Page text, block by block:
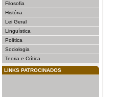
Filosofia
História
Lei Geral
Linguística
Política
Sociologia
Teoria e Crítica
LINKS PATROCINADOS